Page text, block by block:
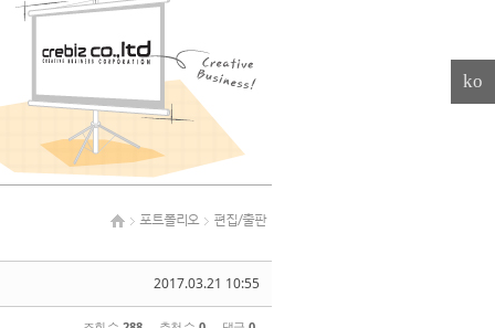
포트폴리오 편집/출판
2017.03.21 10:55
ko